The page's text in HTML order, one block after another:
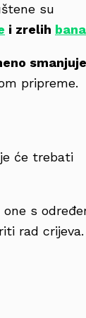
su
i zrelih
smanjuje
pripreme.
će trebati
s
rad crijeva.